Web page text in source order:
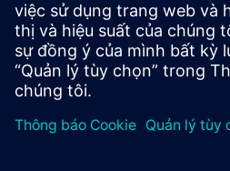
kiểu thiết kế đồng thời giảm
và lịch trình ghi hình.
Học hỏi từ các chuyên gia